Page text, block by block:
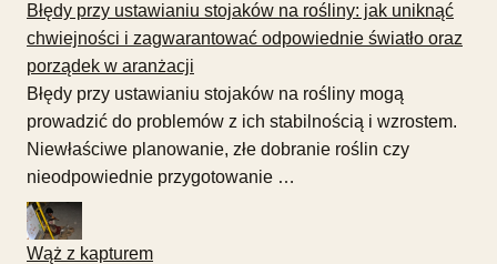
Błędy przy ustawianiu stojaków na rośliny: jak uniknąć
chwiejności i zagwarantować odpowiednie światło oraz
porządek w aranżacji
Błędy przy ustawianiu stojaków na rośliny mogą
prowadzić do problemów z ich stabilnością i wzrostem.
Niewłaściwe planowanie, złe dobranie roślin czy
nieodpowiednie przygotowanie …
Wąż z kapturem